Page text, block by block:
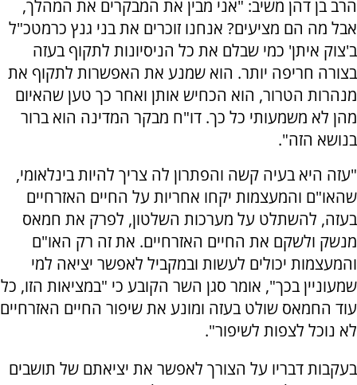
הרב בן דהן משיב: "אני מבין את המבקרים את המהלך,
אבל מה הם מציעים? אנחנו זוכרים את בני גנץ כרמטכ"ל
ב'צוק איתן' כמי שבלם את כל הניסיונות לתקוף בעזה
בצורה חריפה יותר. הוא שמנע את האפשרות לתקוף את
מנהרות הטרור, הוא הכחיש אותן ואחר כך טען שהאיום
מהן לא משמעותי כל כך. דו"ח מבקר המדינה הוא ברור
בנושא הזה".
"עזה היא בעיה קשה והפתרון לה צריך להיות בינלאומי,
שהאו"ם והמעצמות יקחו אחריות על החיים האזרחיים
בעזה, להשתלט על מערכות השלטון, לפרק את חמאס
מנשק ולשקם את החיים האזרחיים. את זה רק האו"ם
והמעצמות יכולים לעשות ובמקביל לאפשר יציאה למי
שמעוניין בכך", אומר סגן השר הקובע כי "במציאות הזו, כל
עוד החמאס שולט בעזה ומונע את שיפור החיים האזרחיים
לא נוכל לצפות לשיפור".
בעקבות דבריו על הצורך לאפשר את יציאתם של תושבים